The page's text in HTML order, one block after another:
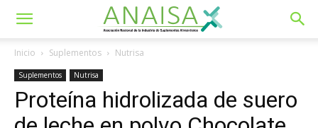
Inicio Suplementos Nutrisa
Suplementos Nutrisa
Proteína hidrolizada de suero